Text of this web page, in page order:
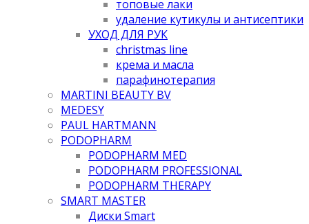
топовые лаки
удаление кутикулы и антисептики
УХОД ДЛЯ РУК
christmas line
крема и масла
парафинотерапия
MARTINI BEAUTY BV
MEDESY
PAUL HARTMANN
PODOPHARM
PODOPHARM MED
PODOPHARM PROFESSIONAL
PODOPHARM THERAPY
SMART MASTER
Диски Smart